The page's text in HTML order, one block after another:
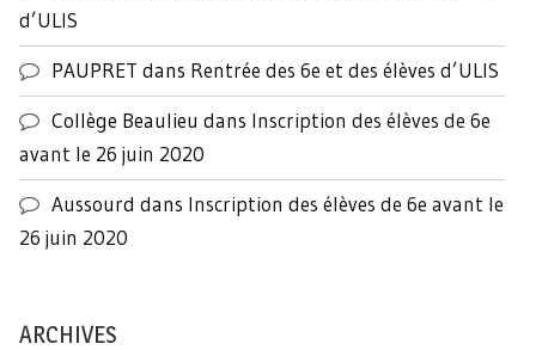
d’ULIS
PAUPRET dans Rentrée des 6e et des élèves d’ULIS
Collège Beaulieu dans Inscription des élèves de 6e
avant le 26 juin 2020
Aussourd dans Inscription des élèves de 6e avant le
26 juin 2020
ARCHIVES